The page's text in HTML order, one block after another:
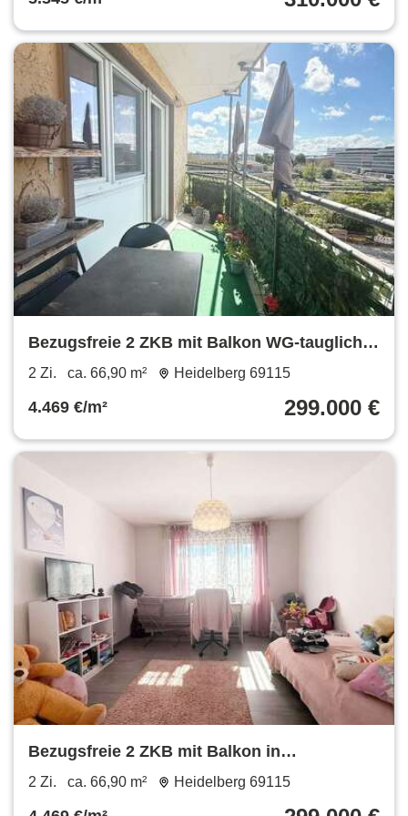
Bezugsfreie 2 ZKB mit Balkon WG-tauglich
Großteils modernisiert HD-Weststadt
2 Zi. ca. 66,90 m² Heidelberg 69115
4.469 €/m² 299.000 €
Bezugsfreie 2 ZKB mit Balkon in
verkehrsgünstiger Lage Großteils
2 Zi. ca. 66,90 m² Heidelberg 69115